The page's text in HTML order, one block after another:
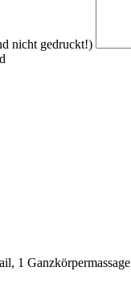
nicht gedruckt!)
1 Ganzkörpermassage